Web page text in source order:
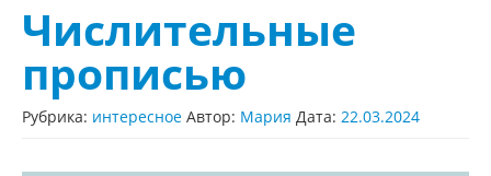
Числительные
прописью
Рубрика: интересное Автор: Мария Дата: 22.03.2024